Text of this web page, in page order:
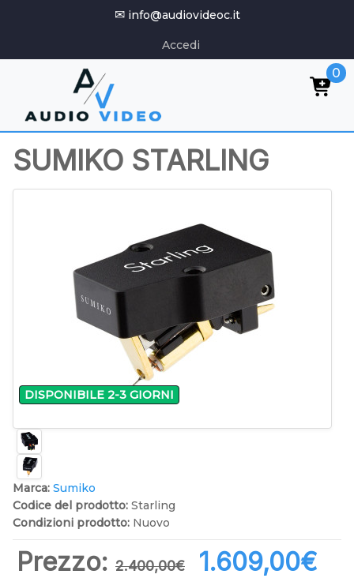
✉ info@audiovideoc.it
Accedi
0
SUMIKO STARLING
DISPONIBILE 2-3 GIORNI
Marca: Sumiko
Codice del prodotto: Starling
Condizioni prodotto: Nuovo
Prezzo: 2.400,00‎€ 1.609,00‎€